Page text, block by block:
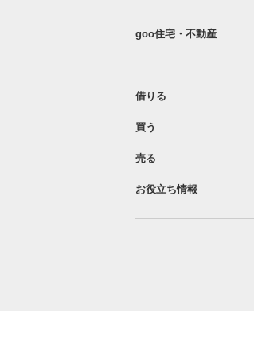
goo住宅・不動産
借りる
買う
売る
お役立ち情報